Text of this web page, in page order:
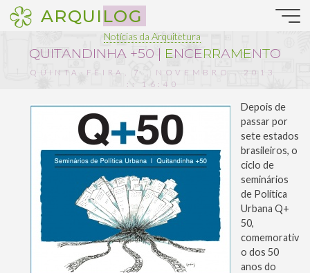
Pular
para
conteúdo
ARQUILOG
Notícias da Arquitetura
QUITANDINHA +50 | ENCERRAMENTO
QUINTA-FEIRA, 7 . NOVEMBRO . 2013
:: 16:40
Depois de
passar por
sete estados
brasileiros, o
ciclo de
seminários
de Política
Urbana Q+
50,
comemorativ
o dos 50
anos do